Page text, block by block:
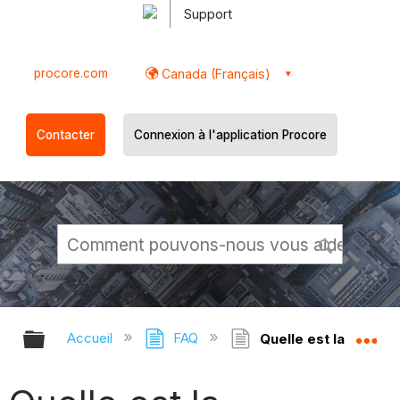
Support
procore.com Canada (Français)
Contacter Connexion à l'application Procore
Développer/réduire la hiérarchie
Accueil FAQ Quelle est la